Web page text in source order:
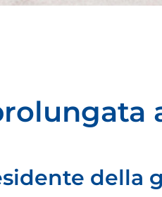
della